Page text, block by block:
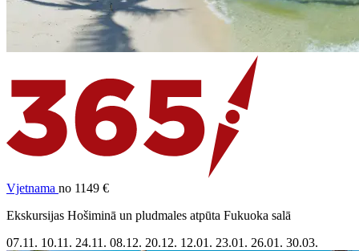
Vjetnama no 1149 €
Ekskursijas Hošiminā un pludmales atpūta Fukuoka salā
07.11. 10.11. 24.11. 08.12. 20.12. 12.01. 23.01. 26.01. 30.03.